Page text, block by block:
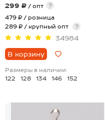
299 ₽ / опт
?
479 ₽ / розница
289 ₽ / крупный опт
?
34984
В корзину
Размеры в наличии:
122
128 134 146 152